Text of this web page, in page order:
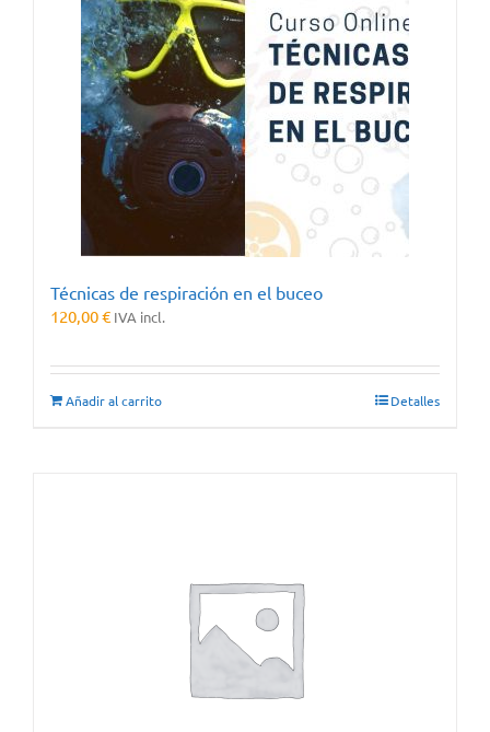
Técnicas de respiración en el buceo
120,00€ IVA incl.
Añadir al carrito Detalles